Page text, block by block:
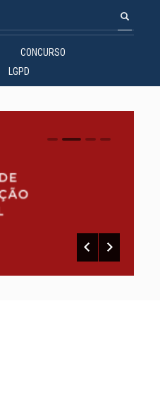
CONCURSO
LGPD
0 1 2